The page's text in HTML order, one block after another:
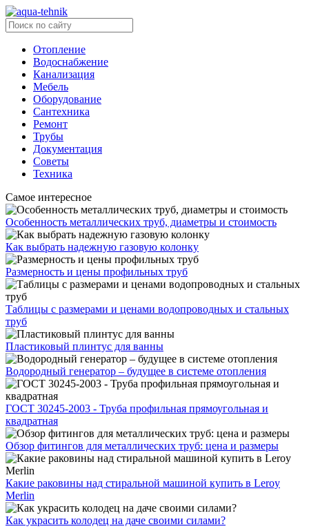
Отопление
Водоснабжение
Канализация
Мебель
Оборудование
Сантехника
Ремонт
Трубы
Документация
Советы
Техника
Самое интересное
Особенность металлических труб, диаметры и стоимость
Как выбрать надежную газовую колонку
Размерность и цены профильных труб
Таблицы с размерами и ценами водопроводных и стальных
труб
Пластиковый плинтус для ванны
Водородный генератор – будущее в системе отопления
ГОСТ 30245-2003 - Труба профильная прямоугольная и
квадратная
Обзор фитингов для металлических труб: цена и размеры
Какие раковины над стиральной машиной купить в Leroy
Merlin
Как украсить колодец на даче своими силами?